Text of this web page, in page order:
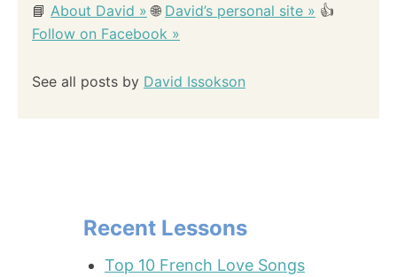
📘 About David » 🌐 David’s personal site » 👍
Follow on Facebook »
See all posts by David Issokson
Recent Lessons
Top 10 French Love Songs